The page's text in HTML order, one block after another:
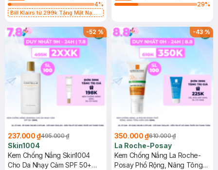
4%
Bill Klairs từ 299k Tặng Mặt Nạ
25ml (SL Có Hạn)
29%
-52%
237.000 ₫495.000 ₫
Skin1004
Kem Chống Nắng Skin1004
Cho Da Nhạy Cảm SPF 50+
-43%
350.000 ₫610.000 ₫
La Roche-Posay
Kem Chống Nắng La Roche-
Posay Phổ Rộng, Nâng Tông